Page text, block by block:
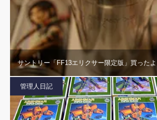
サントリー「FF13エリクサー限定版」買った
管理人日記